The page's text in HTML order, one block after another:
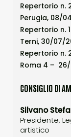
Repertorio n.
Perugia, 08/
Repertorio n.
Terni, 30/07/
Repertorio n.
Roma 4 – 26/
CONSIGLIO DI
Silvano
Presidente,
artistico